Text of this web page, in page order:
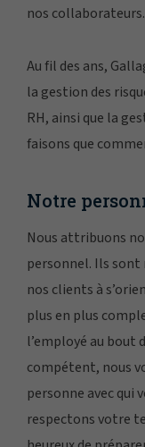
nos collaborateurs.
Au fil des ans,
la gestion des
RH, ainsi que la
faisons que
Notre
Nous attribuons
personnel. Ils
nos clients à
plus en plus
l’employé au bout
compétent, nous
personne avec qui
respectons votre